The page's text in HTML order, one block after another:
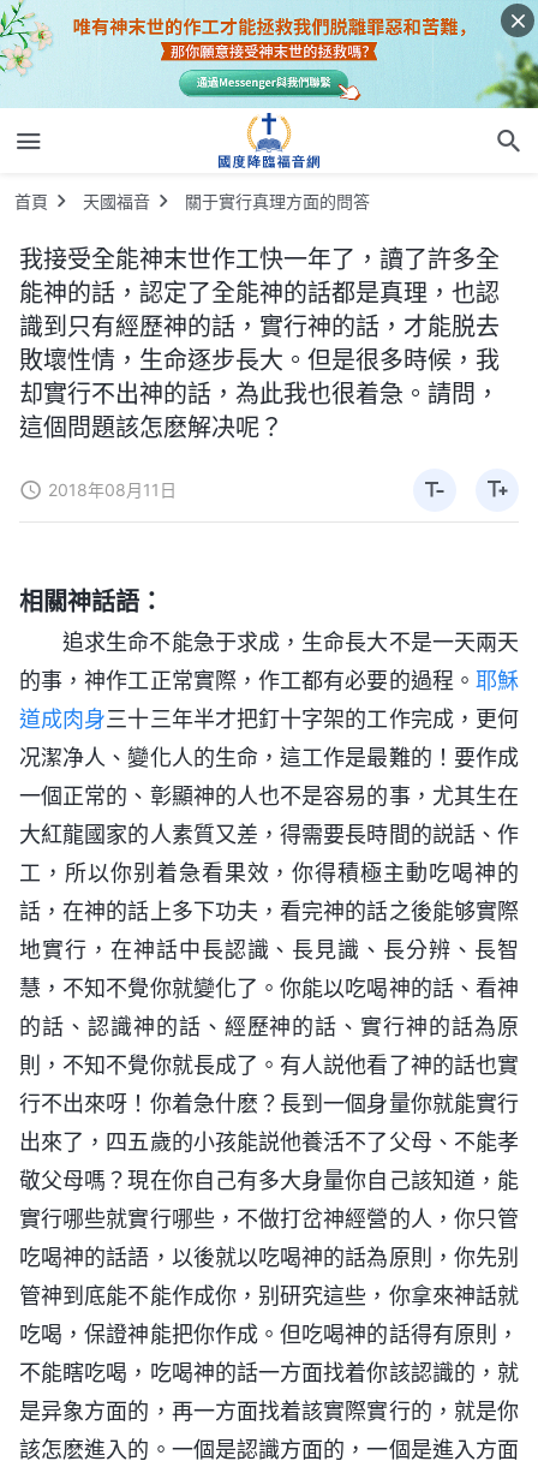
首頁 天國福音 關于實行真理方面的問答
我接受全能神末世作工快一年了，讀了許多全
能神的話，認定了全能神的話都是真理，也認
識到只有經歷神的話，實行神的話，才能脱去
敗壞性情，生命逐步長大。但是很多時候，我
却實行不出神的話，為此我也很着急。請問，
這個問題該怎麽解决呢？
2018年08月11日
相關神話語：
追求生命不能急于求成，生命長大不是一天兩天
的事，神作工正常實際，作工都有必要的過程。 耶穌
道成肉身三十三年半才把釘十字架的工作完成，更何
况潔净人、變化人的生命，這工作是最難的！要作成
一個正常的、彰顯神的人也不是容易的事，尤其生在
大紅龍國家的人素質又差，得需要長時間的説話、作
工，所以你别着急看果效，你得積極主動吃喝神的
話，在神的話上多下功夫，看完神的話之後能够實際
地實行，在神話中長認識、長見識、長分辨、長智
慧，不知不覺你就變化了。你能以吃喝神的話、看神
的話、認識神的話、經歷神的話、實行神的話為原
則，不知不覺你就長成了。有人説他看了神的話也實
行不出來呀！你着急什麽？長到一個身量你就能實行
出來了，四五歲的小孩能説他養活不了父母、不能孝
敬父母嗎？現在你自己有多大身量你自己該知道，能
實行哪些就實行哪些，不做打岔神經營的人，你只管
吃喝神的話語，以後就以吃喝神的話為原則，你先别
管神到底能不能作成你，别研究這些，你拿來神話就
吃喝，保證神能把你作成。但吃喝神的話得有原則，
不能瞎吃喝，吃喝神的話一方面找着你該認識的，就
是异象方面的，再一方面找着該實際實行的，就是你
該怎麽進入的。一個是認識方面的，一個是進入方面